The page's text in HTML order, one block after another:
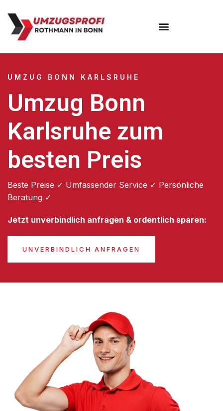
UMZUG BONN KARLSRUHE
Umzug Bonn
Karlsruhe zum
besten Preis
Beste Preise ✓ Umfassender Service ✓ Persönliche
Beratung ✓
Jetzt unverbindlich anfragen & ordentlich sparen:
UNVERBINDLICH ANFRAGEN